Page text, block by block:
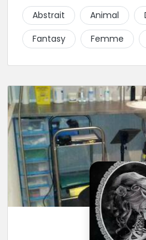
client. Les séances de tatouage se font en musique
et dans une ambiance
Abstrait Animal
Fantasy
Femme